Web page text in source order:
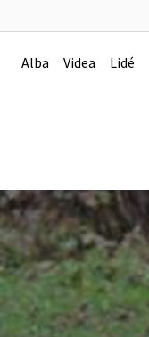
Alba Videa Lidé